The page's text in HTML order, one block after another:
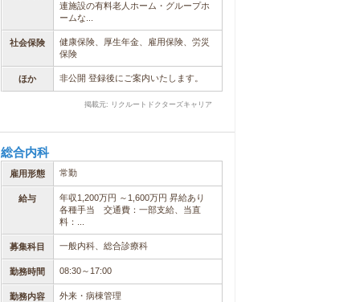
連施設の有料老人ホーム・グループホ
ームな...
社会保険
健康保険、厚生年金、雇用保険、労災
保険
ほか 非公開 登録後にご案内いたします。
掲載元: リクルートドクターズキャリア
総合内科
雇用形態 常勤
給与
年収1,200万円 ～1,600万円 昇給あり
各種手当 交通費：一部支給、当直
料：...
募集科目 一般内科、総合診療科
勤務時間 08:30～17:00
勤務内容
外来・病棟管理